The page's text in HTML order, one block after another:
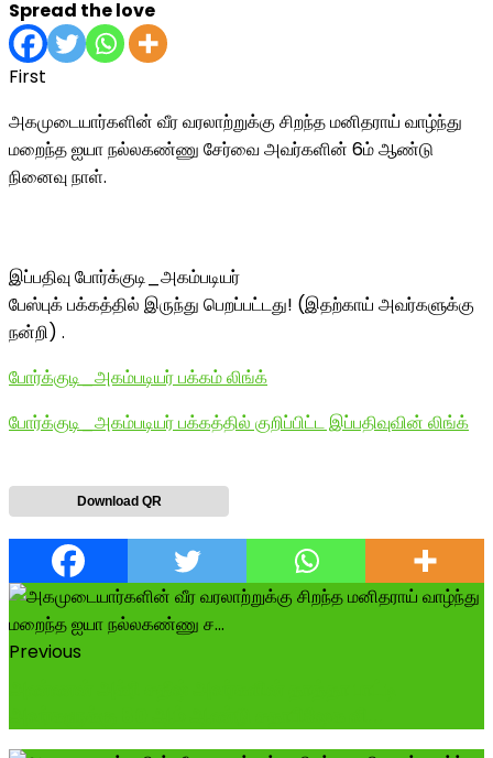
Spread the love
First
அகமுடையார்களின் வீர வரலாற்றுக்கு சிறந்த மனிதராய் வாழ்ந்து
மறைந்த ஐயா நல்லகண்ணு சேர்வை அவர்களின் 6ம் ஆண்டு
நினைவு நாள்.
இப்பதிவு போர்க்குடி_அகம்படியர்
பேஸ்புக் பக்கத்தில் இருந்து பெறப்பட்டது! (இதற்காய் அவர்களுக்கு
நன்றி) .
போர்க்குடி_அகம்படியர் பக்கம் லிங்க்
போர்க்குடி_அகம்படியர் பக்கத்தில் குறிப்பிட்ட இப்பதிவுவின் லிங்க்
Download QR
Previous